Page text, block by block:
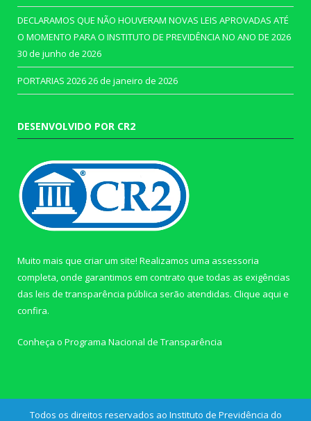
DECLARAMOS QUE NÃO HOUVERAM NOVAS LEIS APROVADAS ATÉ
O MOMENTO PARA O INSTITUTO DE PREVIDÊNCIA NO ANO DE 2026
30 de junho de 2026
PORTARIAS 202626 de janeiro de 2026
DESENVOLVIDO POR CR2
Muito mais que criar um site! Realizamos uma assessoria
completa, onde garantimos em contrato que todas as exigências
das leis de transparência pública serão atendidas. Clique aqui e
confira.
Conheça o Programa Nacional de Transparência
Todos os direitos reservados ao Instituto de Previdência do